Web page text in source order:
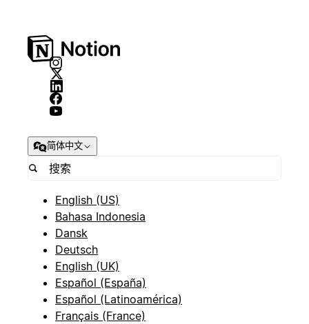
简体中文
English (US)
Bahasa Indonesia
Dansk
Deutsch
English (UK)
Español (España)
Español (Latinoamérica)
Français (France)